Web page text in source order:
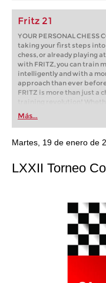
Fritz 21
YOUR PERSONAL CHESS
taking your first steps
chess, or already playing
with FRITZ, you can train
intelligently and with a
approach than ever
FRITZ is more than just a
training revolution!
first steps into the world of
playing at a tournament
train more efficiently,
more personalised
Más...
Martes, 19 de enero de
LXXII Torneo